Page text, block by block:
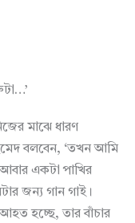
মাঝে ধারণ
বলবেন, ‘তখন আমি
একটা পাখির
জন্য গান গাই।
হচ্ছে, তার বাঁচার